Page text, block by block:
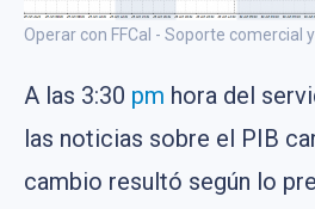
Operar con FFCal - Soporte comercial
A las 3:30 pm hora del
las noticias sobre el PIB
cambio resultó según lo